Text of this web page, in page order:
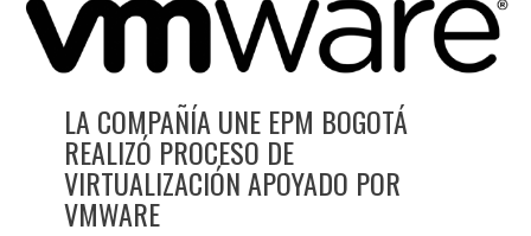
LA COMPAÑÍA UNE EPM BOGOTÁ
REALIZÓ PROCESO DE
VIRTUALIZACIÓN APOYADO POR
VMWARE